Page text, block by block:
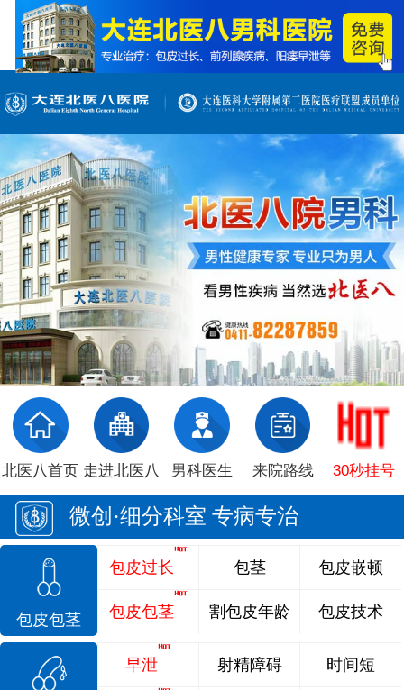
北医八首页 走进北医八 男科医生 来院路线 30秒挂号
微创·细分科室 专病专治
包皮包茎
包皮过长
包皮包茎
包茎
割包皮年龄
包皮嵌顿
包皮技术
早泄 射精障碍 时间短